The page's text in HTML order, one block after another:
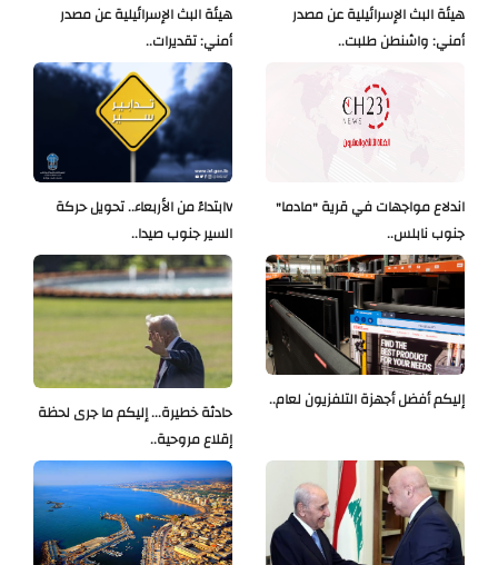
هيئة البث الإسرائيلية عن مصدر
أمني: تقديرات..
هيئة البث الإسرائيلية عن مصدر
أمني: واشنطن طلبت..
Vابتداءً من الأربعاء.. تحويل حركة
السير جنوب صيدا..
اندلاع مواجهات في قرية "مادما"
جنوب نابلس..
حادثة خطيرة... إليكم ما جرى لحظة
إقلاع مروحية..
إليكم أفضل أجهزة التلفزيون لعام..